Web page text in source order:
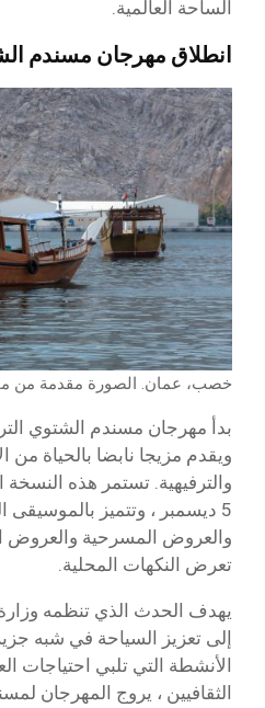
الساحة العالمية.
انطلاق مهرجان مسندم
خصب، عمان. الصورة مقدمة من
بدأ مهرجان مسندم الشتوي
ويقدم مزيجا نابضا بالحياة من
والترفيهية. تستمر هذه النسخة
5 ديسمبر ، وتتميز بالموسيقى
والعروض المسرحية والعروض
تعرض النكهات المحلية.
يهدف الحدث الذي تنظمه وزارة
إلى تعزيز السياحة في شبه
الأنشطة التي تلبي احتياجات
الثقافيين ، يروج المهرجان